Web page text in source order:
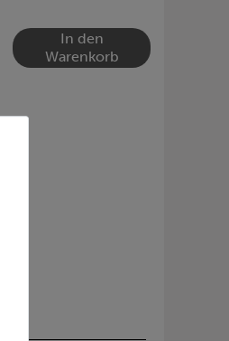
In den
Warenkorb